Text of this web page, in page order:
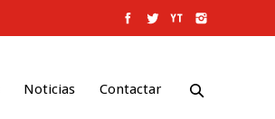
Noticias Contactar